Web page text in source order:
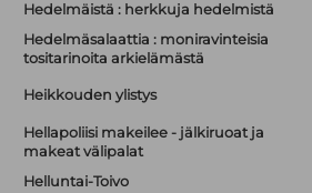
Hedelmäistä : herkkuja hedelmistä
Hedelmäsalaattia : moniravinteisia
tositarinoita arkielämästä
Heikkouden ylistys
Hellapoliisi makeilee - jälkiruoat ja
makeat välipalat
Helluntai-Toivo